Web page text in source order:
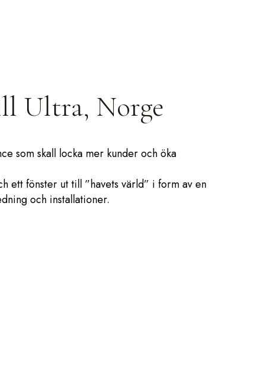
Ultra, Norge
som skall locka mer kunder och öka
ett fönster ut till ”havets värld” i form av en
och installationer.